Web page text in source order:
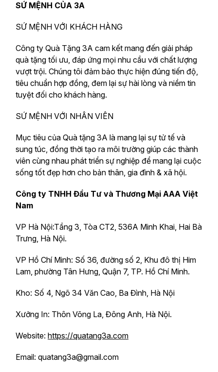
SỨ MỆNH CỦA 3A
SỨ MỆNH VỚI KHÁCH HÀNG
Công ty Quà Tặng 3A cam kết mang đến giải pháp
quà tặng tối ưu, đáp ứng mọi nhu cầu với chất lượng
vượt trội. Chúng tôi đảm bảo thực hiện đúng tiến độ,
tiêu chuẩn hợp đồng, đem lại sự hài lòng và niềm tin
tuyệt đối cho khách hàng.
SỨ MỆNH VỚI NHÂN VIÊN
Mục tiêu của Quà tặng 3A là mang lại sự tử tế và
sung túc, đồng thời tạo ra môi trường giúp các thành
viên cùng nhau phát triển sự nghiệp để mang lại cuộc
sống tốt đẹp hơn cho bản thân, gia đình & xã hội.
Công ty TNHH Đầu Tư và Thương Mại AAA Việt
Nam
VP Hà Nội:Tầng 3, Tòa CT2, 536A Minh Khai, Hai Bà
Trưng, Hà Nội.
VP Hồ Chí Minh: Số 36, đường số 2, Khu đô thị Him
Lam, phường Tân Hưng, Quận 7, TP. Hồ Chí Minh.
Kho: Số 4, Ngõ 34 Văn Cao, Ba Đình, Hà Nội
Xưởng In: Thôn Võng La, Đông Anh, Hà Nội.
Website: https://quatang3a.com
Email: quatang3a@gmail.com